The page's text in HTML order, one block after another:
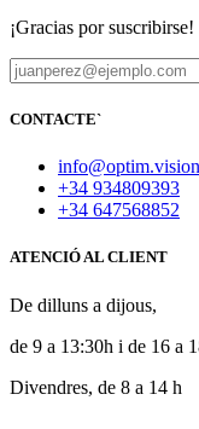
¡Gracias por suscribirse!
CONTACTE`
info@optim.vision
+34 934809393
+34 647568852
ATENCIÓ AL CLIENT
De dilluns a dijous,
de 9 a 13:30h i de 16 a
Divendres, de 8 a 14 h